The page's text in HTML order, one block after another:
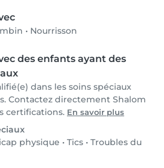
• Nourrisson
des enfants ayant des
dans les soins spéciaux
Contactez directement Shalom
certifications. En savoir plus
physique • Tics • Troubles du